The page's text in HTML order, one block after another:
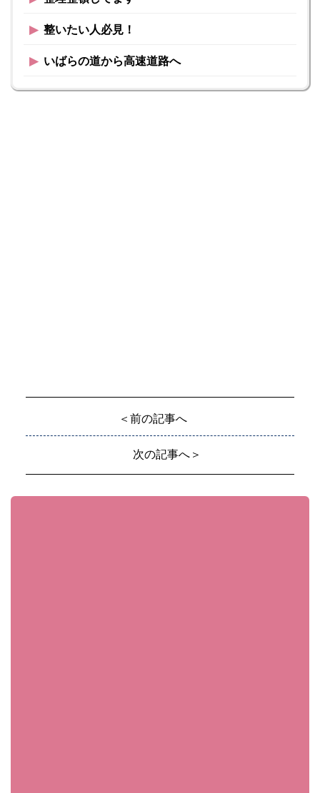
▶︎ 整いたい人必見！
▶︎ いばらの道から高速道路へ
＜前の記事へ
次の記事へ＞